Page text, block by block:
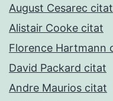
August Cesarec citat
Alistair Cooke citat
Florence Hartmann
David Packard citat
Andre Maurios citat